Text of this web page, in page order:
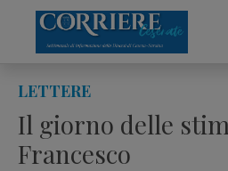
content
LETTERE
Il giorno delle
Francesco